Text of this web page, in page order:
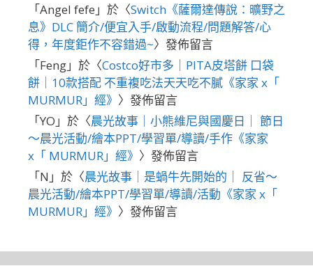
「Angel fefe 」於〈Switch《薩爾達傳說：曠野之
息》DLC 簡介/便宜入手/啟動流程/問題解答/心
得，年度鉅作不容錯過~〉發佈留言
「Feng」於〈Costco好市多｜PITA皮塔餅 口袋
餅｜10款搭配 不重複吃法天天吃不膩《家家 x「
MURMUR」經》 〉發佈留言
「YO 」於〈晨光故事｜小熊維尼與國慶日｜ 節日
～晨光活動/繪本PPT/學習單/導讀/手作《家家
x「 MURMUR」經》 〉發佈留言
「N 」於〈晨光故事｜是蝸牛先開始的｜ 反省～
晨光活動/繪本PPT/學習單/導讀/活動《家家 x「
MURMUR」經》 〉發佈留言